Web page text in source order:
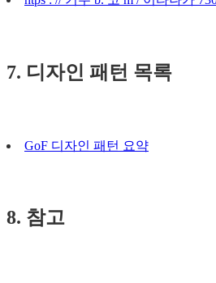
7. 디자인 패턴 목록
GoF 디자인 패턴 요약
8. 참고